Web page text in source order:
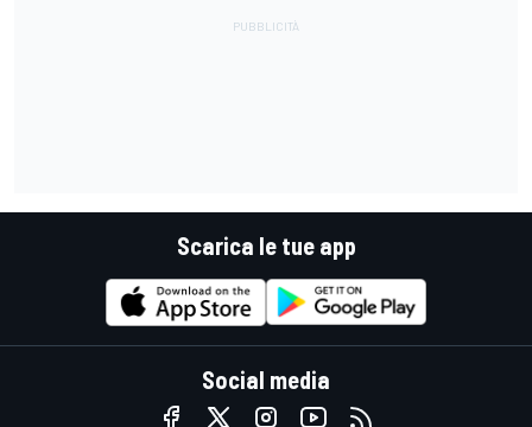
Scarica le tue app
Social media